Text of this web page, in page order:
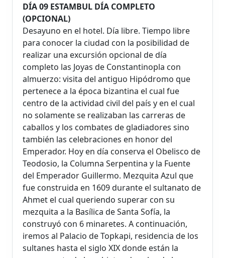
DÍA 09 ESTAMBUL DÍA COMPLETO
(OPCIONAL)
Desayuno en el hotel. Día libre. Tiempo libre
para conocer la ciudad con la posibilidad de
realizar una excursión opcional de día
completo las Joyas de Constantinopla con
almuerzo: visita del antiguo Hipódromo que
pertenece a la época bizantina el cual fue
centro de la actividad civil del país y en el cual
no solamente se realizaban las carreras de
caballos y los combates de gladiadores sino
también las celebraciones en honor del
Emperador. Hoy en día conserva el Obelisco de
Teodosio, la Columna Serpentina y la Fuente
del Emperador Guillermo. Mezquita Azul que
fue construida en 1609 durante el sultanato de
Ahmet el cual queriendo superar con su
mezquita a la Basílica de Santa Sofía, la
construyó con 6 minaretes. A continuación,
iremos al Palacio de Topkapi, residencia de los
sultanes hasta el siglo XIX donde están la